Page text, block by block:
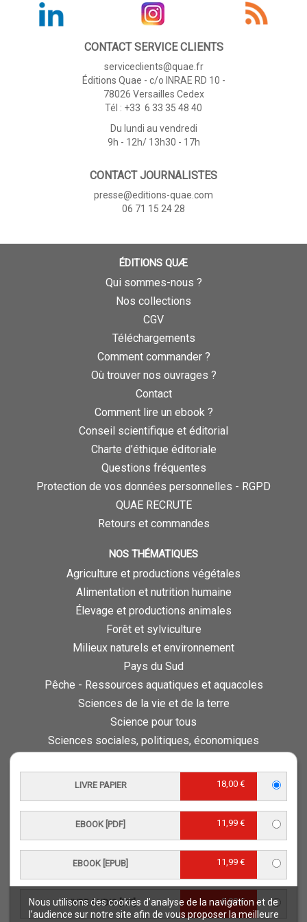
Nous utilisons des cookies d’analyse de la navigation et de
l’audience sur notre site afin de vous proposer la meilleure
LIVRE PAPIER 18,00 €
EBOOK [PDF] 11,99 €
EBOOK [EPUB] 11,99 €
LIVRE AUDIO [ZIP] 0,00 €
CONTACT SERVICE CLIENTS
serviceclients@quae.fr
Éditions Quae - c/o INRAE RD 10 -
78026 Versailles Cedex
Tél : +33 6 33 35 48 40
Du lundi au vendredi
9h - 12h/ 13h30 - 17h
CONTACT JOURNALISTES
presse@editions-quae.com
06 71 15 24 28
ÉDITIONS QUÆ
Qui sommes-nous ?
Nos collections
CGV
Téléchargements
Comment commander ?
Où trouver nos ouvrages ?
Contact
Comment lire un ebook ?
Conseil scientifique et éditorial
Charte d’éthique éditoriale
Questions fréquentes
Protection de vos données personnelles - RGPD
QUAE RECRUTE
Retours et commandes
NOS THÉMATIQUES
Agriculture et productions végétales
Alimentation et nutrition humaine
Élevage et productions animales
Forêt et sylviculture
Milieux naturels et environnement
Pays du Sud
Pêche - Ressources aquatiques et aquacoles
Sciences de la vie et de la terre
Science pour tous
Sciences sociales, politiques, économiques
ESPACE PRO
Vous êtes auteur
Vous êtes journaliste
Vous êtes libraire
Foreign rights
Procédure d'évaluation
NOTRE SITE